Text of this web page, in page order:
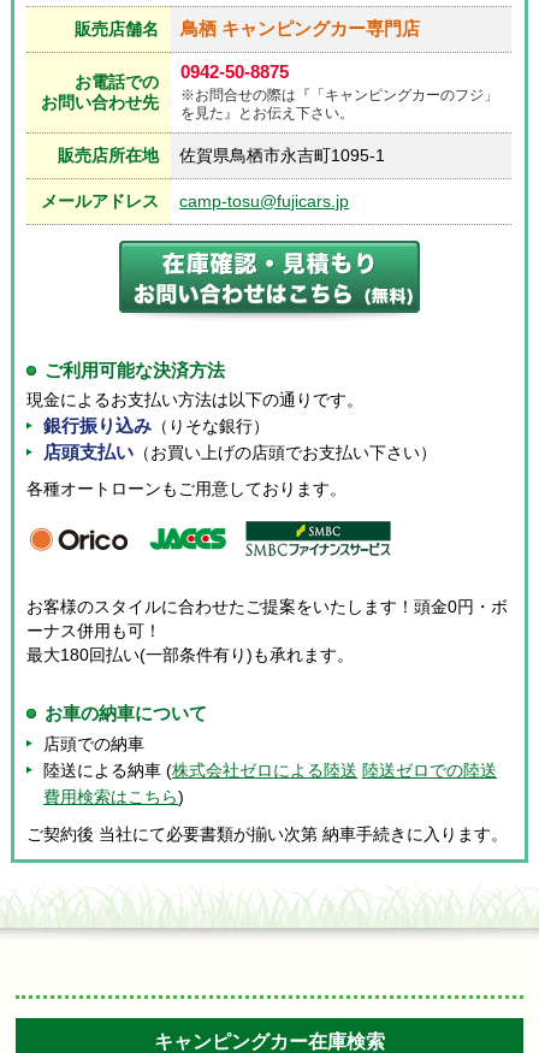
販売店舗名 鳥栖 キャンピングカー専門店
お電話での
お問い合わせ先
0942-50-8875
※お問合せの際は『「キャンピングカーのフジ」
を見た』とお伝え下さい。
販売店所在地 佐賀県鳥栖市永吉町1095-1
メールアドレス camp-tosu@fujicars.jp
ご利用可能な決済方法
現金によるお支払い方法は以下の通りです。
銀行振り込み （りそな銀行）
店頭支払い （お買い上げの店頭でお支払い下さい）
各種オートローンもご用意しております。
お客様のスタイルに合わせたご提案をいたします！頭金0円・ボ
ーナス併用も可！
最大180回払い(一部条件有り)も承れます。
お車の納車について
店頭での納車
陸送による納車 (株式会社ゼロによる陸送 陸送ゼロでの陸送
費用検索はこちら)
ご契約後 当社にて必要書類が揃い次第 納車手続きに入ります。
キャンピングカー在庫検索